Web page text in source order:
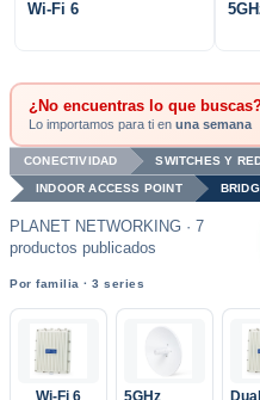
Wi-Fi 6
¿No encuentras lo que
Lo importamos para ti en una semana
CONECTIVIDAD SWITCHES Y
INDOOR ACCESS POINT
PLANET NETWORKING · 7
productos publicados
Por familia · 3 series